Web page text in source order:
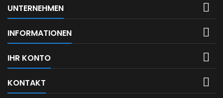
UNTERNEHMEN 
INFORMATIONEN 
IHR KONTO 
KONTAKT 